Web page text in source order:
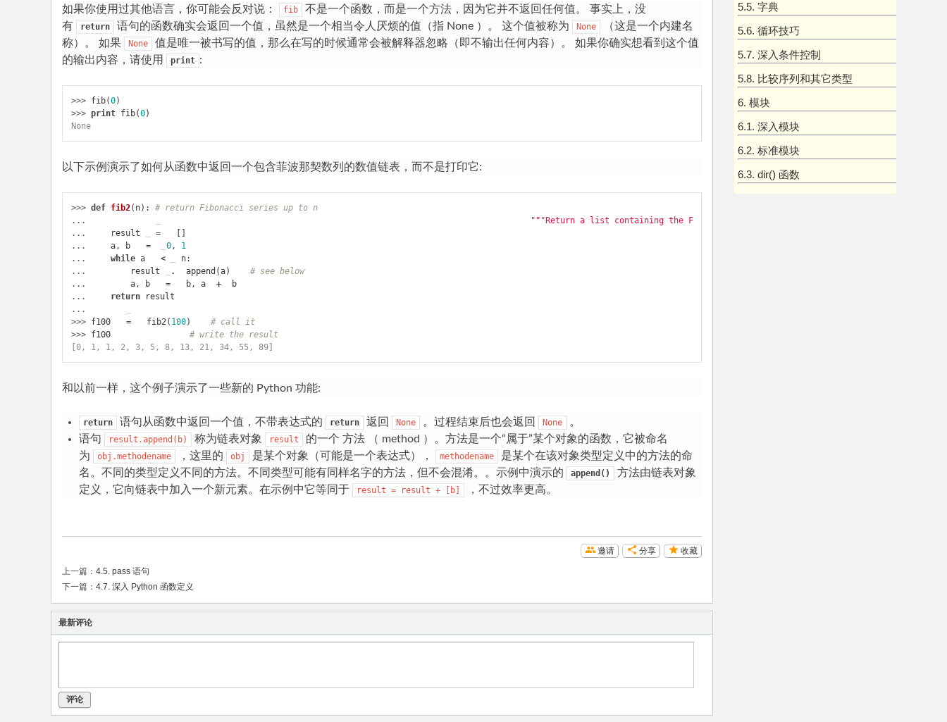
如果你使用过其他语言，你可能会反对说： fib
不是一个函数，而是一个方法，因为它并不返回任何值。 事实上，没
有
return 语句的函数确实会返回一个值，虽然是一个相当令人厌烦的值（指 None ）。 这个值被称为 None
（这是一个内建名
称）。 如果
None
值是唯一被书写的值，那么在写的时候通常会被解释器忽略（即不输出任何内容）。 如果你确实想看到这个值
的输出内容，请使用
print :
>>> fib(0)
>>> print fib(0)
None
以下示例演示了如何从函数中返回一个包含菲波那契数列的数值链表，而不是打印它:
>>> def fib2( n):
# return Fibonacci series up to n
...
"""Return a list containing the Fibonacci series up to n."""
...
result =
...
a, b = 0,
1
...
while a < n:
...
result . append (a)
# see below
...
a, b = b, a +
b
...
return
result
...
>>> f100 = fib2( 100)
# call it
>>> f100
# write the result
[0, 1, 1, 2, 3, 5, 8, 13, 21, 34, 55, 89]
和以前一样，这个例子演示了一些新的 Python 功能:
return 语句从函数中返回一个值，不带表达式的 return 返回 None 。过程结束后也会返回 None
。
语句
result.append(b) 称为链表对象 result 的一个 方法 （ method ）。方法是一个“属于”某个对象的函数，它被命名
为
obj.methodename ，这里的 obj 是某个对象（可能是一个表达式）， methodename
是某个在该对象类型定义中的方法的命
名。不同的类型定义不同的方法。不同类型可能有同样名字的方法，但不会混淆。。示例中演示的
append()
方法由链表对象
定义，它向链表中加入一个新元素。在示例中它等同于
result = result + [b] ，不过效率更高。
收藏
分享
邀请
上一篇： 4.5. pass 语句
下一篇： 4.7. 深入 Python 函数定义
最新评论
评论
5.5. 字典
5.6. 循环技巧
5.7. 深入条件控制
5.8. 比较序列和其它类型
6. 模块
6.1. 深入模块
6.2. 标准模块
6.3. dir() 函数